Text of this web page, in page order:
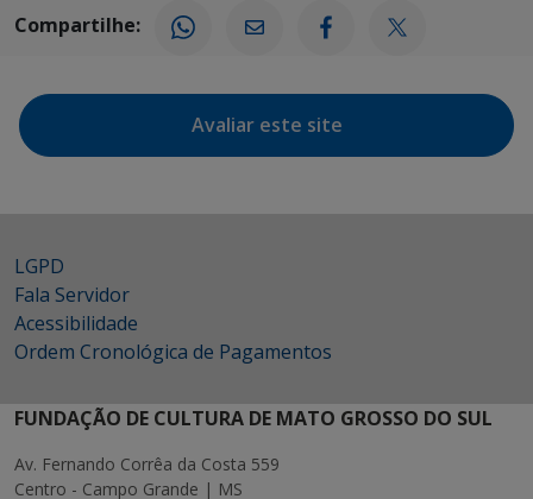
Compartilhe:
Avaliar este site
LGPD
Fala Servidor
Acessibilidade
Ordem Cronológica de Pagamentos
FUNDAÇÃO DE CULTURA DE MATO GROSSO DO SUL
Av. Fernando Corrêa da Costa 559
Centro - Campo Grande | MS